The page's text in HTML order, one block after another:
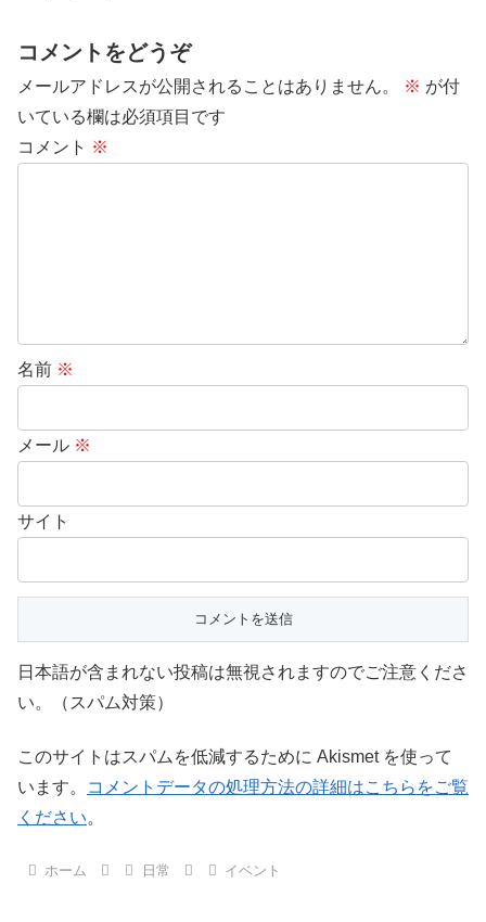
コメントをどうぞ
メールアドレスが公開されることはありません。 ※ が付
いている欄は必須項目です
コメント ※
名前 ※
メール ※
サイト
日本語が含まれない投稿は無視されますのでご注意くださ
い。（スパム対策）
このサイトはスパムを低減するために Akismet を使って
います。
コメントデータの処理方法の詳細はこちらをご覧
ください。
ホーム 日常 イベント